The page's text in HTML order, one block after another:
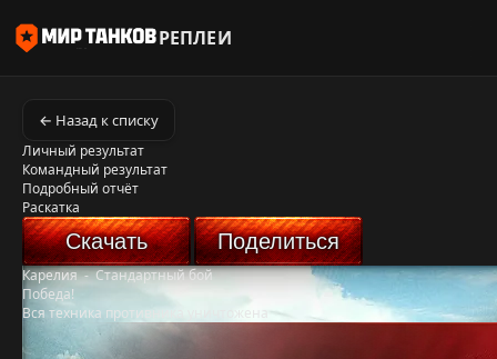
РЕПЛЕИ
← Назад к списку
Личный результат
Командный результат
Подробный отчёт
Раскатка
Скачать Поделиться
Карелия-Стандартный бой
Победа!
Вся техника противника уничтожена